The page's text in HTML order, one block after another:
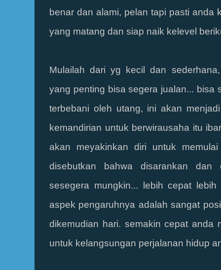
benar dan alami, pelan tapi pasti anda
yang matang dan siap naik kelevel
Mulailah dari yg kecil dan
yang penting bisa segera jualan... bisa
terbebani oleh utang, ini akan
kemandirian untuk berwirausaha itu
akan meyakinkan diri untuk
disebutkan bahwa disarankan dan
sesegera mungkin... lebih cepat
aspek pengaruhnya adalah sangat
dikemudian hari. semakin cepat anda
untuk kelangsungan perjalanan hidup